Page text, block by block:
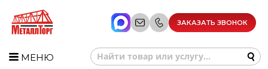
ЗАКАЗАТЬ ЗВОНОК
МЕНЮ